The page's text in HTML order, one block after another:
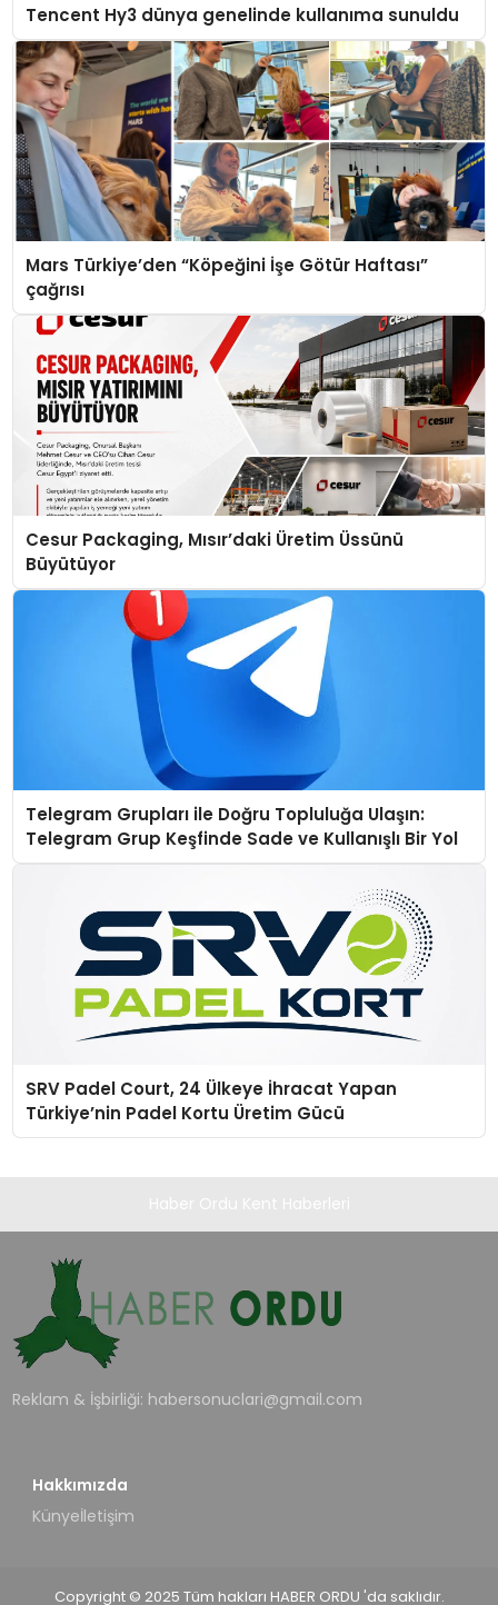
Tencent Hy3 dünya genelinde kullanıma sunuldu
Mars Türkiye’den “Köpeğini İşe Götür Haftası”
çağrısı
Cesur Packaging, Mısır’daki Üretim Üssünü
Büyütüyor
Telegram Grupları ile Doğru Topluluğa Ulaşın:
Telegram Grup Keşfinde Sade ve Kullanışlı Bir Yol
SRV Padel Court, 24 Ülkeye İhracat Yapan
Türkiye’nin Padel Kortu Üretim Gücü
Reklam & İşbirliği: habersonuclari@gmail.com
Hakkımızda
Künyeİletişim
Copyright © 2025 Tüm hakları HABER ORDU 'da saklıdır.